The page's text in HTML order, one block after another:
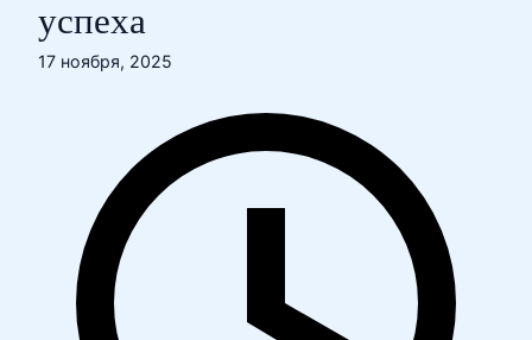
успеха
17 ноября, 2025